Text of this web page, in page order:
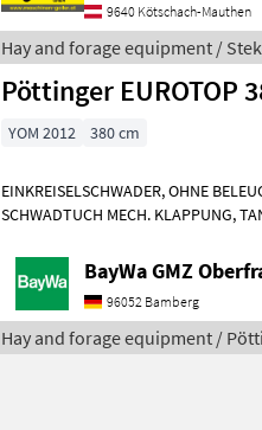
9640 Kötschach-Mauthen
Hay and forage equipment /
Pöttinger EUROTOP
YOM 2012 380 cm
EINKREISELSCHWADER, OHNE
SCHWADTUCH MECH. KLAPPUNG,
BayWa GMZ
96052 Bamberg
Hay and forage equipment /